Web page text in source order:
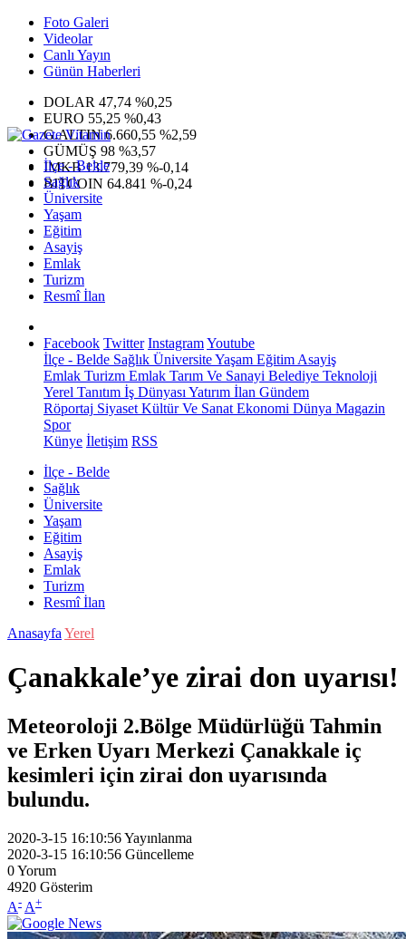
Foto Galeri
Videolar
Canlı Yayın
Günün Haberleri
DOLAR 47,74 %0,25
EURO 55,25 %0,43
G.ALTIN6.660,55 %2,59
GÜMÜŞ 98 %3,57
IMKB13.779,39 %-0,14
BITCOIN 64.841 %-0,24
İlçe - Belde
Sağlık
Üniversite
Yaşam
Eğitim
Asayiş
Emlak
Turizm
Resmî İlan
Facebook Twitter InstagramYoutube
İlçe - Belde Sağlık ÜniversiteYaşam Eğitim Asayiş
Emlak Turizm Emlak Tarım Ve Sanayi Belediye Teknoloji
Yerel Tanıtım İş Dünyası Yatırım İlan Gündem
Röportaj Siyaset Kültür Ve Sanat Ekonomi Dünya Magazin
Spor
Künye İletişim RSS
İlçe - Belde
Sağlık
Üniversite
Yaşam
Eğitim
Asayiş
Emlak
Turizm
Resmî İlan
Anasayfa Yerel
Çanakkale’ye zirai don uyarısı!
Meteoroloji 2.Bölge Müdürlüğü Tahmin
ve Erken Uyarı Merkezi Çanakkale iç
kesimleri için zirai don uyarısında
bulundu.
2020-3-15 16:10:56Yayınlanma
2020-3-15 16:10:56 Güncelleme
0Yorum
4920 Gösterim
A- A+